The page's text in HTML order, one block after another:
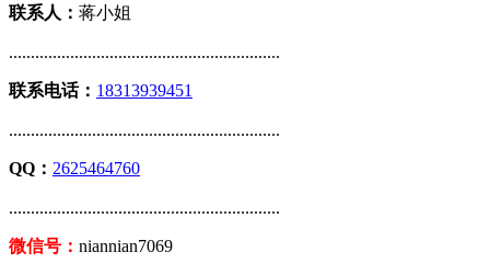
联系人： 蒋小姐
..............................................................
联系电话： 18313939451
..............................................................
QQ： 2625464760
..............................................................
微信号： niannian7069